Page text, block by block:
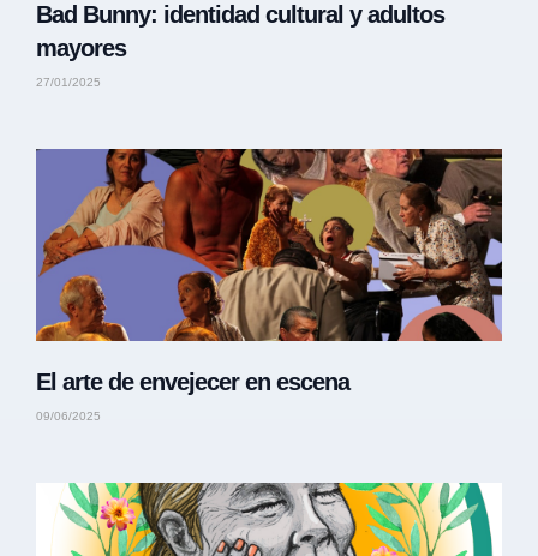
Bad Bunny: identidad cultural y adultos
mayores
27/01/2025
El arte de envejecer en escena
09/06/2025